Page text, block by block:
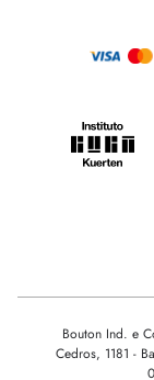
Bouton Ind. e
Cedros, 1181 -